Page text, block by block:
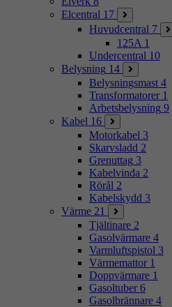
Elcentral 17
Huvudcentral 7
125A 1
Undercentral 10
Belysning 14
Belysningsmast 4
Transformatorer 1
Arbetsbelysning 9
Kabel 16
Motorkabel 3
Skarvsladd 2
Grenuttag 3
Kabelvinda 2
Rörål 2
Kabelskydd 3
Värme 21
Tjältinare 2
Gasolvärmare 4
Varmluftspistol 3
Värmemattor 1
Doppvärmare 1
Gasoltuber 6
Gasolbrännare 4